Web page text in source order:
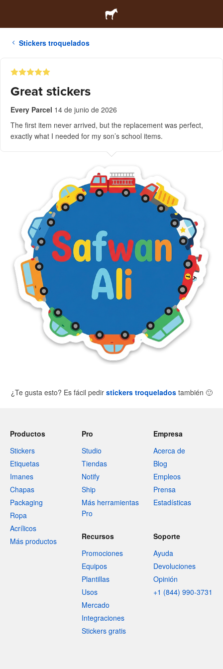
Stickers troquelados
Great stickers
Every Parcel 14 de junio de 2026
The first item never arrived, but the replacement was perfect,
exactly what I needed for my son’s school items.
¿Te gusta esto? Es fácil pedir stickers troqueladostambién 🙂
Productos
Stickers
Etiquetas
Imanes
Chapas
Packaging
Ropa
Acrílicos
Más productos
Pro
Studio
Tiendas
Notify
Ship
Más herramientas
Pro
Empresa
Acerca de
Blog
Empleos
Prensa
Estadísticas
Recursos
Promociones
Equipos
Plantillas
Usos
Mercado
Integraciones
Stickers gratis
Soporte
Ayuda
Devoluciones
Opinión
+1 (844) 990-3731